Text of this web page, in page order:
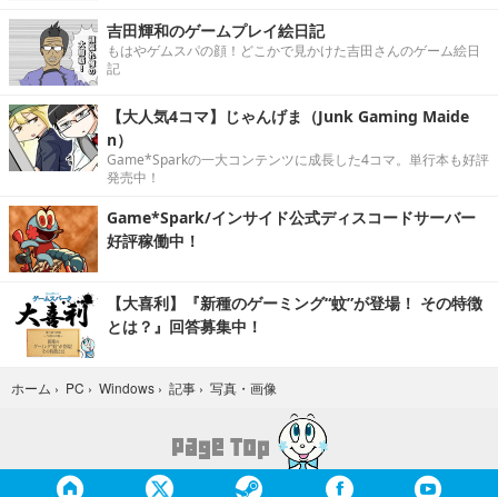
吉田輝和のゲームプレイ絵日記
もはやゲムスパの顔！どこかで見かけた吉田さんのゲーム絵日
記
【大人気4コマ】じゃんげま（Junk Gaming Maide
n）
Game*Sparkの一大コンテンツに成長した4コマ。単行本も好評
発売中！
Game*Spark/インサイド公式ディスコードサーバー
好評稼働中！
【大喜利】『新種のゲーミング“蚊”が登場！ その特徴
とは？』回答募集中！
ホーム › PC › Windows › 記事 › 写真・画像